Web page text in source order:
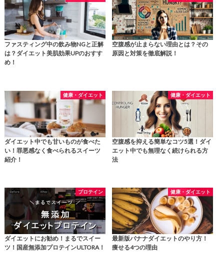
ファスティング中の飲み物NGと正解
は？ダイエット美肌効果UPのおすす
め！
空腹感が止まらない理由とは？その
原因と対策を徹底解説！
健康・ダイエット
ダイエット中でも甘いものが食べた
い！罪悪感なく食べられるスイーツ
紹介！
健康・ダイエット
空腹感を抑える簡単なコツ5選！ダイ
エット中でも無理なく続けられる方
法
プロテイン
ダイエットにお勧め！まるでスイー
ツ！国産無添加プロテインULTORA！
健康・ダイエット
最新版バナナダイエットのやり方！
痩せる4つの理由